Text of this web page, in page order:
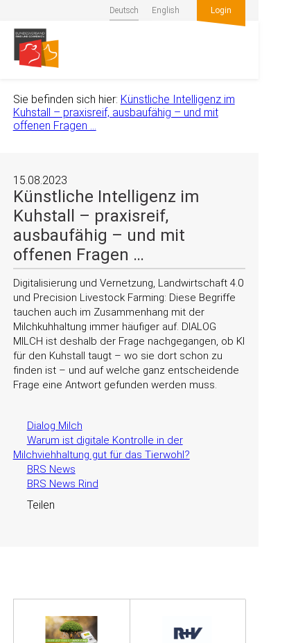
Deutsch English Login
Sie befinden sich hier: Künstliche Intelligenz im
Kuhstall – praxisreif, ausbaufähig – und mit
offenen Fragen …
15.08.2023
Künstliche Intelligenz im
Kuhstall – praxisreif,
ausbaufähig – und mit
offenen Fragen …
Digitalisierung und Vernetzung, Landwirtschaft 4.0
und Precision Livestock Farming: Diese Begriffe
tauchen auch im Zusammenhang mit der
Milchkuhhaltung immer häufiger auf. DIALOG
MILCH ist deshalb der Frage nachgegangen, ob KI
für den Kuhstall taugt – wo sie dort schon zu
finden ist – und auf welche ganz entscheidende
Frage eine Antwort gefunden werden muss.
Dialog Milch
Warum ist digitale Kontrolle in der
Milchviehhaltung gut für das Tierwohl?
BRS News
BRS News Rind
Teilen